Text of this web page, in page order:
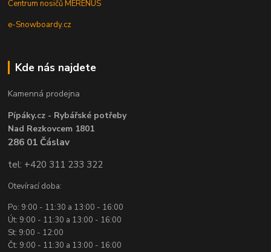
Centrum nosičů MERENUS
e-Snowboardy.cz
Kde nás najdete
Kamenná prodejna
Pípáky.cz - Rybářské potřeby
Nad Rezkovcem 1801
286 01 Čáslav
tel: +420 311 233 322
Otevírací doba:
Po: 9:00 - 11:30 a 13:00 - 16:00
Út: 9:00 - 11:30 a 13:00 - 16:00
St: 9:00 - 12:00
Čt: 9:00 - 11:30 a 13:00 - 16:00